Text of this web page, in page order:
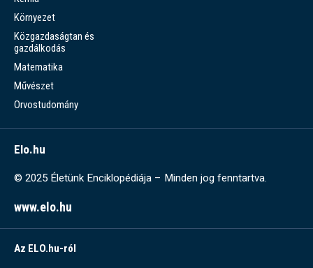
Környezet
Közgazdaságtan és
gazdálkodás
Matematika
Művészet
Orvostudomány
Elo.hu
© 2025 Életünk Enciklopédiája – Minden jog fenntartva.
www.elo.hu
Az ELO.hu-ról